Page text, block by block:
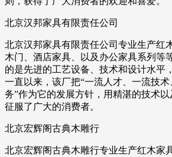
北京汉邦家具有限责任公司
北京汉邦家具有限责任公司专业生产红
木门、酒店家具、以及办公家具系列等
的是先进的工艺设备、技术和设计水平
一直以来，该厂把“一流人才、一流技
务”作为它的发展方针，用精湛的技术
征服了广大的消费者。
北京宏辉阁古典木雕行
北京宏辉阁古典木雕行专业生产红木家